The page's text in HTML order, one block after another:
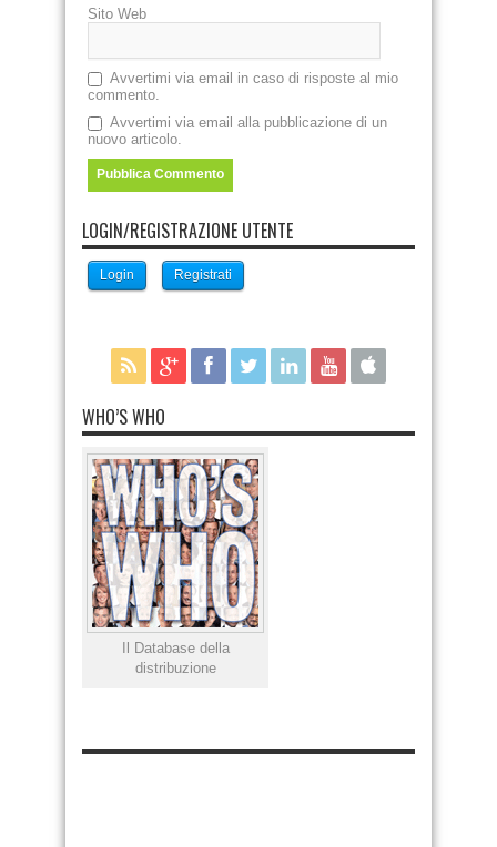
Sito Web
Avvertimi via email in caso di risposte al mio
commento.
Avvertimi via email alla pubblicazione di un
nuovo articolo.
LOGIN/REGISTRAZIONE UTENTE
Login Registrati
WHO’S WHO
Il Database della
distribuzione